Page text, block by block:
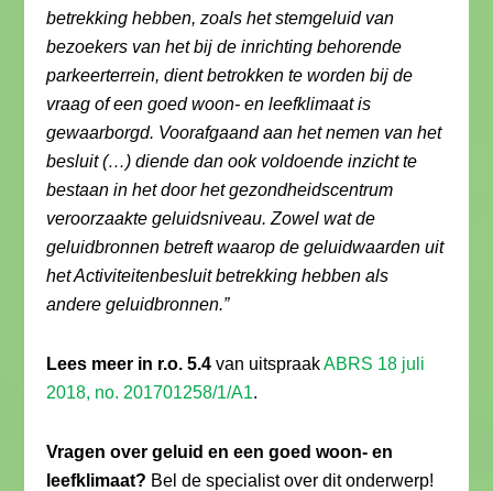
betrekking hebben, zoals het stemgeluid van
bezoekers van het bij de inrichting behorende
parkeerterrein, dient betrokken te worden bij de
vraag of een goed woon- en leefklimaat is
gewaarborgd. Voorafgaand aan het nemen van het
besluit (…) diende dan ook voldoende inzicht te
bestaan in het door het gezondheidscentrum
veroorzaakte geluidsniveau. Zowel wat de
geluidbronnen betreft waarop de geluidwaarden uit
het Activiteitenbesluit betrekking hebben als
andere geluidbronnen.”
Lees meer in r.o. 5.4 van uitspraakABRS 18 juli
2018, no. 201701258/1/A1.
Vragen over geluid en een goed woon- en
leefklimaat? Bel de specialist over dit onderwerp!